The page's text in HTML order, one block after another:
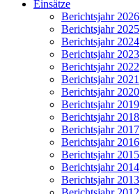
Einsätze
Berichtsjahr 2026
Berichtsjahr 2025
Berichtsjahr 2024
Berichtsjahr 2023
Berichtsjahr 2022
Berichtsjahr 2021
Berichtsjahr 2020
Berichtsjahr 2019
Berichtsjahr 2018
Berichtsjahr 2017
Berichtsjahr 2016
Berichtsjahr 2015
Berichtsjahr 2014
Berichtsjahr 2013